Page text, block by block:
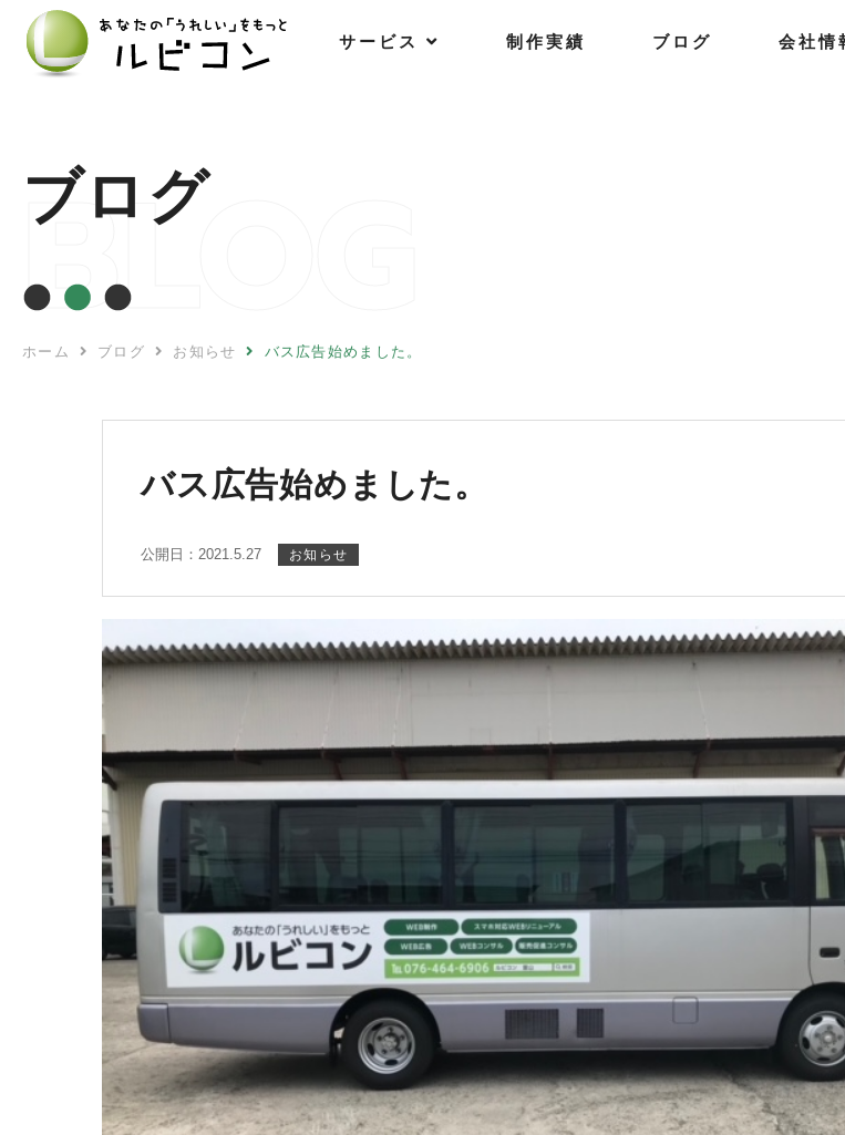
サ ー ビ ス 制 作実績 ブ ロ グ 会社情
ブログ
BLOG
ホーム ブログ お知らせ バス広告始めました。
バス広告始めました。
公開日：2021.5.27 お知らせ